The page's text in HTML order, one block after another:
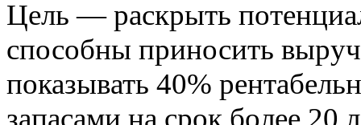
Цель — раскрыть
способны приносить
показывать 40%
запасами на срок более 20